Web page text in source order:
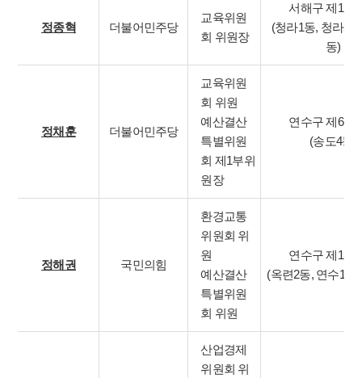
정종혁 더불어민주당
교육위원
회 위원장
서해구 제1선
(청라1동, 청라2
동)
정채훈 더불어민주당
교육위원
회 위원
예산결산
특별위원
회 제1부위
원장
연수구 제6선
(송도4동)
정해권 국민의힘
환경교통
위원회 위
원
예산결산
특별위원
회 위원
연수구 제1선
(옥련2동, 연수1동
산업경제
위원회 위